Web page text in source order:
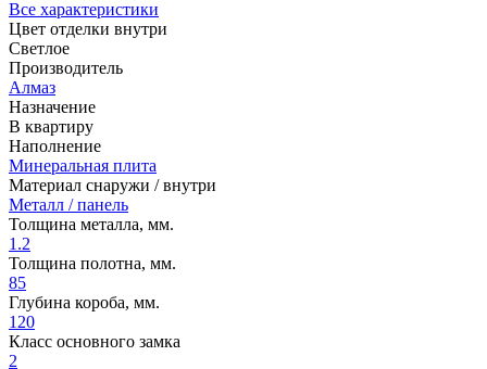
Все характеристики
Цвет отделки внутри
Светлое
Производитель
Алмаз
Назначение
В квартиру
Наполнение
Минеральная плита
Материал снаружи / внутри
Металл / панель
Толщина металла, мм.
1.2
Толщина полотна, мм.
85
Глубина короба, мм.
120
Класс основного замка
2